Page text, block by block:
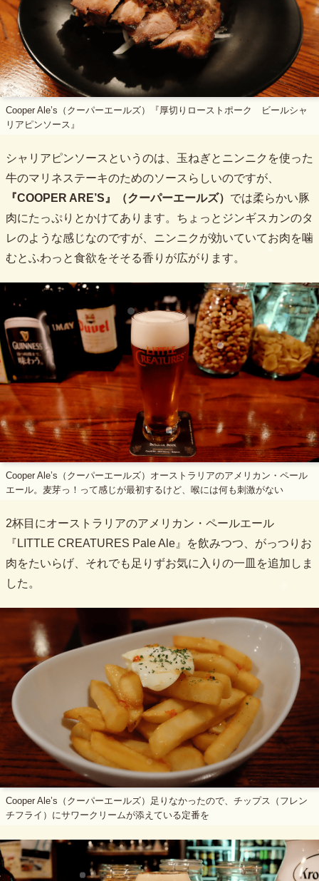
Cooper Ale’s（クーパーエールズ）『厚切りローストポーク ビールシャ
リアピンソース』
シャリアピンソースというのは、玉ねぎとニンニクを使った
牛のマリネステーキのためのソースらしいのですが、
『COOPER ARE’S』（クーパーエールズ） では柔らかい豚
肉にたっぷりとかけてあります。ちょっとジンギスカンのタ
レのような感じなのですが、ニンニクが効いていてお肉を噛
むとふわっと食欲をそそる香りが広がります。
Cooper Ale’s（クーパーエールズ）オーストラリアのアメリカン・ペール
エール。麦芽っ！って感じが最初するけど、喉には何も刺激がない
2杯目にオーストラリアのアメリカン・ペールエール
『LITTLE CREATURES Pale Ale』を飲みつつ、がっつりお
肉をたいらげ、それでも足りずお気に入りの一皿を追加しま
した。
Cooper Ale’s（クーパーエールズ）足りなかったので、チップス（フレン
チフライ）にサワークリームが添えている定番を